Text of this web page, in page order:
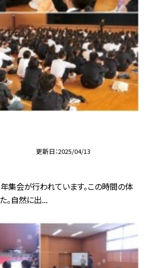
更新日 2025/04/13
集会が行われています。この時間の体
。自然に出...